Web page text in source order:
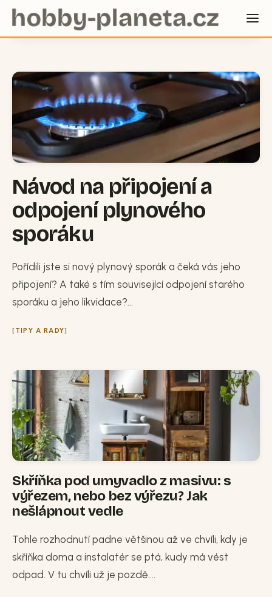
Návod na připojení a
odpojení plynového
sporáku
Pořídili jste si nový plynový sporák a čeká vás jeho
připojení? A také s tím související odpojení starého
sporáku a jeho likvidace?...
TIPY A RADY
Skříňka pod umyvadlo z masivu: s
výřezem, nebo bez výřezu? Jak
nešlápnout vedle
Tohle rozhodnutí padne většinou až ve chvíli, kdy je
skříňka doma a instalatér se ptá, kudy má vést
odpad. V tu chvíli už je pozdě....